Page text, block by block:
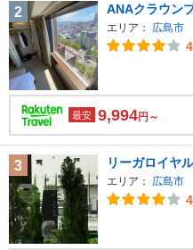
2 ANAクラウン
エリア： 広島市
最安 9,994円～
3 リーガロイヤ
エリア： 広島市